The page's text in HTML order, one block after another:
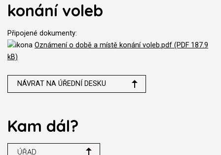
konání voleb
Připojené dokumenty:
Oznámení o době a místě konání voleb.pdf (PDF 187.9
kB)
NÁVRAT NA ÚŘEDNÍ DESKU
Kam dál?
ÚŘAD